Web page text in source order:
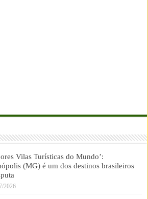
Vilas Turísticas do Mundo’:
(MG) é um dos destinos brasileiros
2026